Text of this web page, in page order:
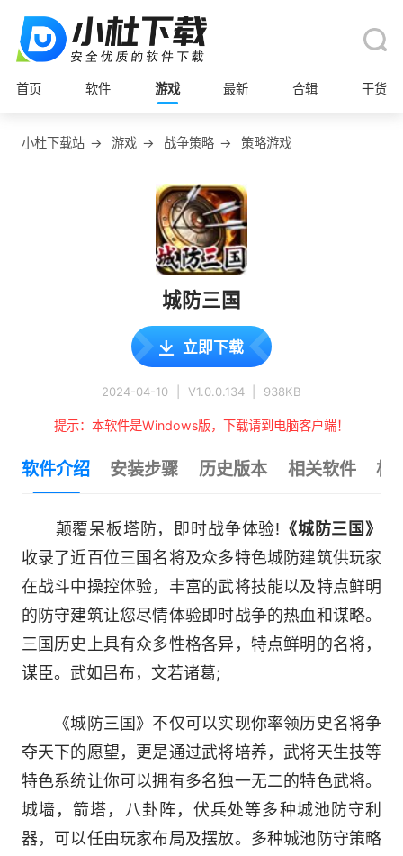
首页 软件 游戏 最新 合辑 干货
小杜下载站 → 游戏 → 战争策略 → 策略游戏
城防三国
立即下载
2024-04-10 V1.0.0.134 938KB
提示：本软件是Windows版，下载请到电脑客户端！
软件介绍 安装步骤 历史版本 相关软件 相
颠覆呆板塔防，即时战争体验! 《城防三国》
收录了近百位三国名将及众多特色城防建筑供玩家
在战斗中操控体验，丰富的武将技能以及特点鲜明
的防守建筑让您尽情体验即时战争的热血和谋略。
三国历史上具有众多性格各异，特点鲜明的名将，
谋臣。武如吕布，文若诸葛;
《城防三国》不仅可以实现你率领历史名将争
夺天下的愿望，更是通过武将培养，武将天生技等
特色系统让你可以拥有多名独一无二的特色武将。
城墙，箭塔，八卦阵，伏兵处等多种城池防守利
器，可以任由玩家布局及摆放。多种城池防守策略